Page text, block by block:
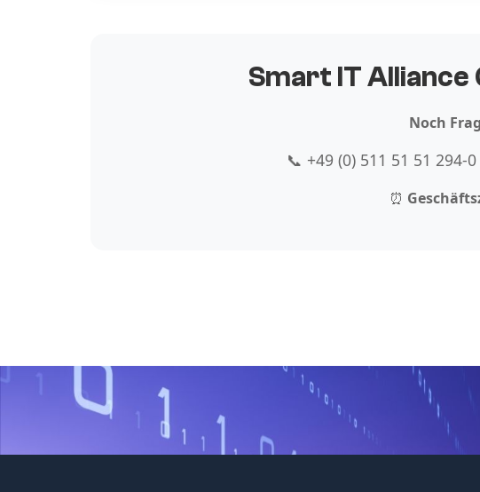
Smart IT Alliance
Noch
📞 +49 (0) 511 51 51
⏰